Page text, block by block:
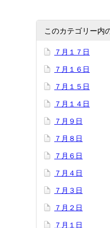
このカテゴリー内
７月１７日
７月１６日
７月１５日
７月１４日
７月９日
７月８日
７月６日
７月４日
７月３日
７月２日
７月１日